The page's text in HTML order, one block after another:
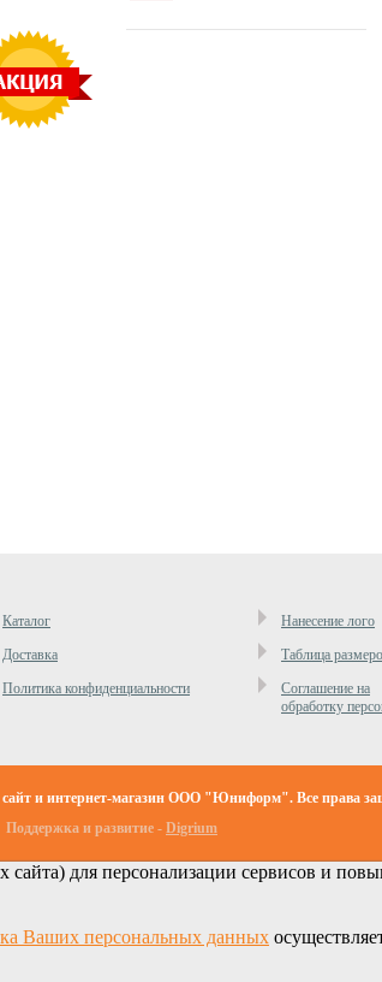
Каталог Нанесение лого
Доставка Таблица
Политика конфиденциальности
Cоглашение на
обработку
и интернет-магазин ООО "Юниформ". Все права
Поддержка и развитие - Digrium
для персонализации сервисов и
Ваших персональных данных